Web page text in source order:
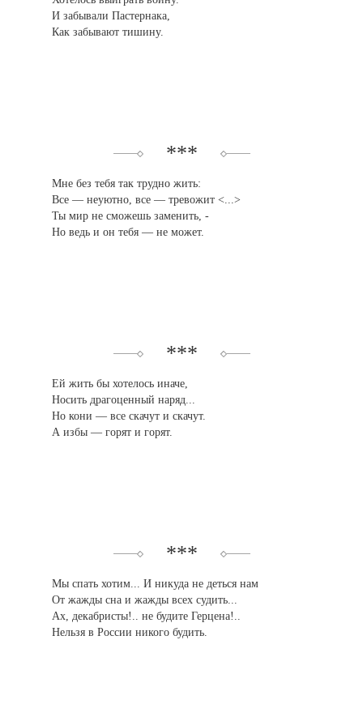
И забывали Пастернака,
Как забывают тишину.
***
Мне без тебя так трудно жить:
Все — неуютно, все — тревожит <...>
Ты мир не сможешь заменить, -
Но ведь и он тебя — не может.
***
Ей жить бы хотелось иначе,
Носить драгоценный наряд...
Но кони — все скачут и скачут.
А избы — горят и горят.
***
Мы спать хотим... И никуда не деться нам
От жажды сна и жажды всех судить...
Ах, декабристы!.. не будите Герцена!..
Нельзя в России никого будить.